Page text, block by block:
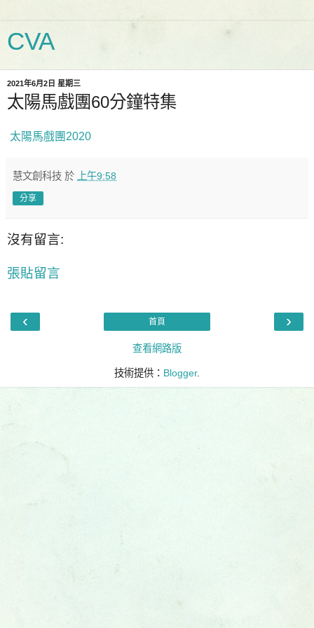
CVA
2021年6月2日 星期三
太陽馬戲團60分鐘特集
太陽馬戲團2020
慧文創科技 於 上午9:58
分享
沒有留言:
張貼留言
‹ ›
首頁
查看網路版
技術提供： Blogger.